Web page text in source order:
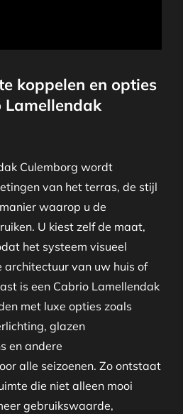
koppelen en opties
Culemborg wordt
van het terras, de stijl
waarop u de
U kiest zelf de maat,
het systeem visueel
van uw huis of
is een Cabrio Lamellendak
met luxe opties zoals
glazen
en andere
alle seizoenen. Zo ontstaat
die niet alleen mooi
gebruikswaarde,